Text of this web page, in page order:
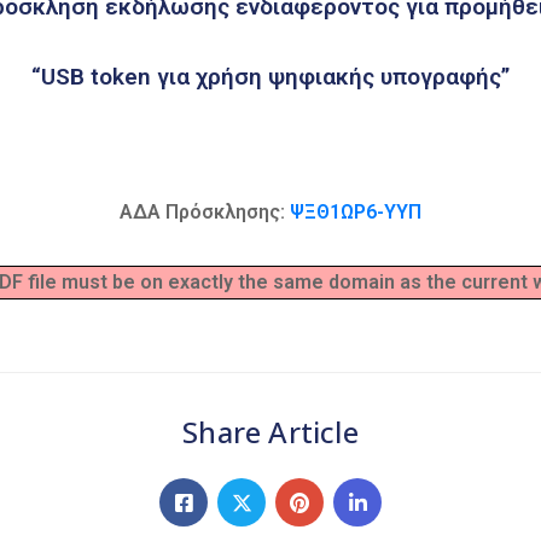
εκδήλωσης ενδιαφέροντος για
“USB token για χρήση ψηφιακής υπογραφής”
ΑΔΑ Πρόσκλησης: ΨΞΘ1ΩΡ6-ΥΥΠ
file must be on exactly the same domain as the current
Share Article